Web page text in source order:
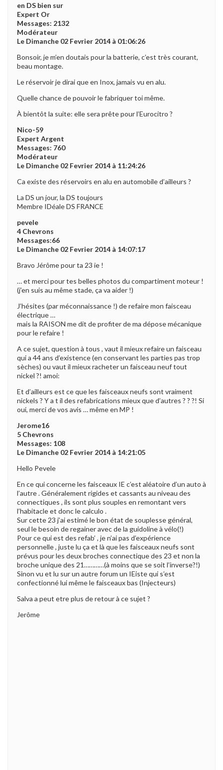
en DS bien sur
Expert Or
Messages: 2132
Modérateur
Le Dimanche 02 Fevrier 2014 à 01:06:26
Bonsoir, je m’en doutais pour la batterie, c’est très courant,
beau montage.
Le réservoir je dirai que en Inox, jamais vu en alu.
Quelle chance de pouvoir le fabriquer toi même.
À bientôt la suite: elle sera prête pour l’Eurocitro ?
Nico-59
Expert Argent
Messages: 760
Modérateur
Le Dimanche 02 Fevrier 2014 à 11:24:26
Ca existe des réservoirs en alu en automobile d’ailleurs ?
La DS un jour, la DS toujours
Membre IDéale DS FRANCE
pevele
4 Chevrons
Messages:66
Le Dimanche 02 Fevrier 2014 à 14:07:17
Bravo Jérôme pour ta 23 ie !
… et merci pour tes belles photos du compartiment moteur !
(j’en suis au même stade, ça va aider !)
J’hésites (par méconnaissance !) de refaire mon faisceau
électrique …
mais la RAISON me dit de profiter de ma dépose mécanique
pour le refaire !
A ce sujet, question à tous , vaut il mieux refaire un faisceau
qui a 44 ans d’existence (en conservant les parties pas trop
sèches) ou vaut il mieux racheter un faisceau neuf tout
nickel ?! amoi:
Et d’ailleurs est ce que les faisceaux neufs sont vraiment
nickels ? Y a t il des refabrications mieux que d’autres ? ? ?! Si
oui, merci de vos avis … même en MP !
Jerome16
5 Chevrons
Messages: 108
Le Dimanche 02 Fevrier 2014 à 14:21:05
Hello Pevele
En ce qui concerne les faisceaux IE c’est aléatoire d’un auto à
l’autre . Généralement rigides et cassants au niveau des
connectiques , ils sont plus souples en remontant vers
l’habitacle et donc le calculo .
Sur cette 23 j’ai estimé le bon état de souplesse général,
seul le besoin de regainer avec de la guidoline à vélo(!)
Pour ce qui est des refab’ , je n’ai pas d’expérience
personnelle , juste lu ça et là que les faisceaux neufs sont
prévus pour les deux broches connectique des 23 et non la
broche unique des 21…………(à moins que se soit l’inverse?!)
Sinon vu et lu sur un autre forum un IEiste qui s’est
confectionné lui même le faisceaux bas (Injecteurs)
Salva a peut etre plus de retour à ce sujet ?
Jerôme